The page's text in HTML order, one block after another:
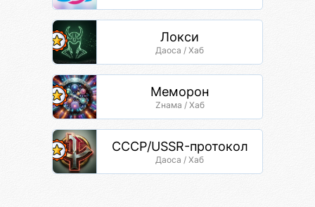
Локси
Даоса / Хаб
Меморон
Zнама / Хаб
СССР/USSR-протокол
Даоса / Хаб